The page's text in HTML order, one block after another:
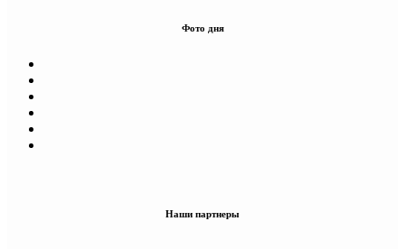
Фото дня
Наши партнеры